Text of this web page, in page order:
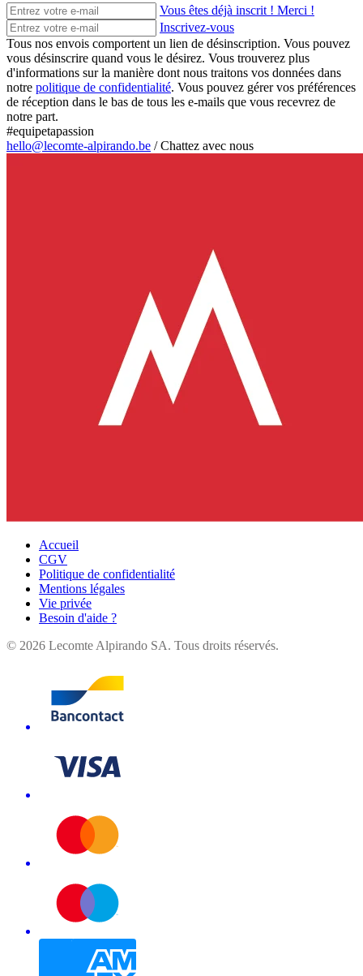
Vous êtes déjà inscrit ! Merci !
Inscrivez-vous
Tous nos envois comportent un lien de désinscription. Vous pouvez
vous désinscrire quand vous le désirez. Vous trouverez plus
d'informations sur la manière dont nous traitons vos données dans
notre politique de confidentialité. Vous pouvez gérer vos préférences
de réception dans le bas de tous les e-mails que vous recevrez de
notre part.
#equipetapassion
hello@lecomte-alpirando.be /Chattez avec nous
Accueil
CGV
Politique de confidentialité
Mentions légales
Vie privée
Besoin d'aide ?
© 2026 Lecomte Alpirando SA. Tous droits réservés.